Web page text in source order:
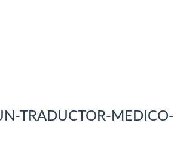
TRADUCTOR-MEDICO-